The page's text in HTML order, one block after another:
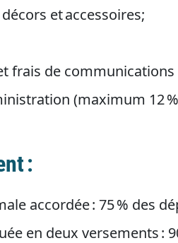
et accessoires;
frais de
(maximum 12
:
accordée : 75 % des
en deux versements :